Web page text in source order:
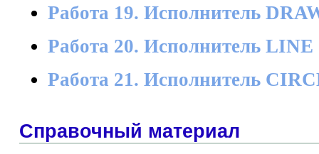
Работа 19. Исполнитель
Работа 20. Исполнитель LINE
Работа 21. Исполнитель
Справочный материал